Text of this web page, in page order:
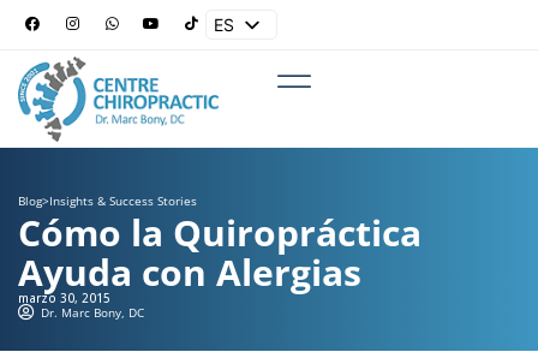
ES
Blog>Insights & Success Stories
Cómo la Quiropráctica
Ayuda con Alergias
marzo 30, 2015
Dr. Marc Bony, DC